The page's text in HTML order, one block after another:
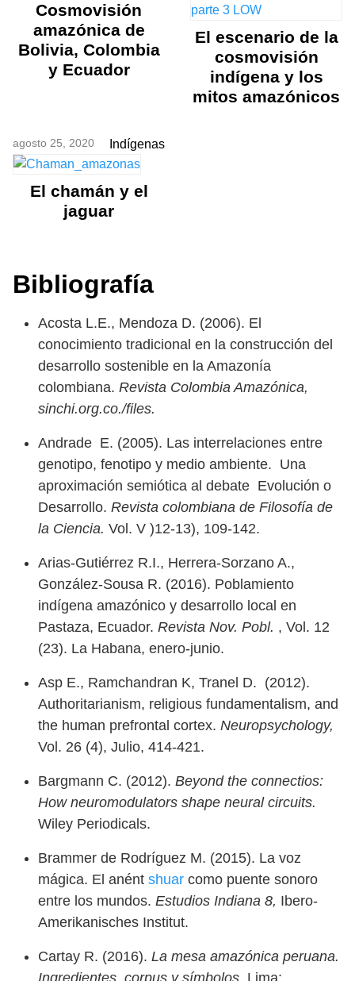
Cosmovisión
amazónica de
Bolivia, Colombia
y Ecuador
El escenario de la
cosmovisión
indígena y los
mitos amazónicos
agosto 25, 2020 Indígenas
El chamán y el
jaguar
Bibliografía
Acosta L.E., Mendoza D. (2006). El
conocimiento tradicional en la construcción del
desarrollo sostenible en la Amazonía
colombiana. Revista Colombia Amazónica,
sinchi.org.co./files.
Andrade E. (2005). Las interrelaciones entre
genotipo, fenotipo y medio ambiente. Una
aproximación semiótica al debate Evolución o
Desarrollo. Revista colombiana de Filosofía de
la Ciencia. Vol. V )12-13), 109-142.
Arias-Gutiérrez R.I., Herrera-Sorzano A.,
González-Sousa R. (2016). Poblamiento
indígena amazónico y desarrollo local en
Pastaza, Ecuador. Revista Nov. Pobl. , Vol. 12
(23). La Habana, enero-junio.
Asp E., Ramchandran K, Tranel D. (2012).
Authoritarianism, religious fundamentalism, and
the human prefrontal cortex. Neuropsychology,
Vol. 26 (4), Julio, 414-421.
Bargmann C. (2012). Beyond the connectios:
How neuromodulators shape neural circuits.
Wiley Periodicals.
Brammer de Rodríguez M. (2015). La voz
mágica. El anént shuar como puente sonoro
entre los mundos. Estudios Indiana 8, Ibero-
Amerikanisches Institut.
Cartay R. (2016). La mesa amazónica peruana.